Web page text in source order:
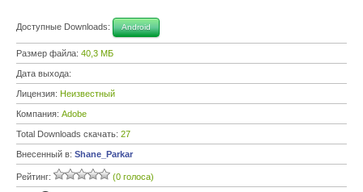
Доступные Downloads: Android
Размер файла: 40,3 МБ
Дата выхода:
Лицензия: Неизвестный
Компания: Adobe
Total Downloads скачать: 27
Внесенный в: Shane_Parkar
Рейтинг: (0 голоса)